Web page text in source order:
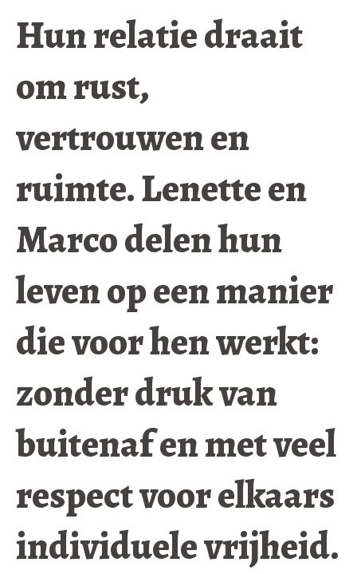
Hun relatie draait
om rust,
vertrouwen en
ruimte. Lenette en
Marco delen hun
leven op een manier
die voor hen werkt:
zonder druk van
buitenaf en met veel
respect voor elkaars
individuele vrijheid.